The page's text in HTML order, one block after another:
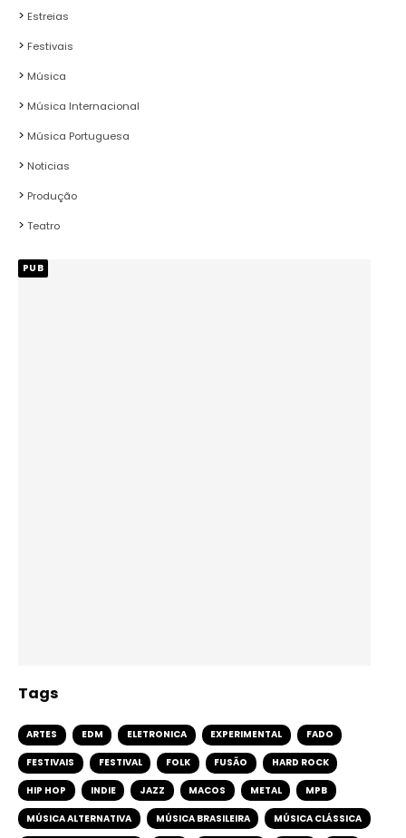
Estreias
Festivais
Música
Música Internacional
Música Portuguesa
Noticias
Produção
Teatro
PUB
Tags
ARTES EDM ELETRONICA EXPERIMENTAL FADO
FESTIVAIS FESTIVAL FOLK FUSÃO HARD ROCK
HIP HOP INDIE JAZZ MACOS METAL MPB
MÚSICA ALTERNATIVA MÚSICA BRASILEIRA MÚSICA CLÁSSICA